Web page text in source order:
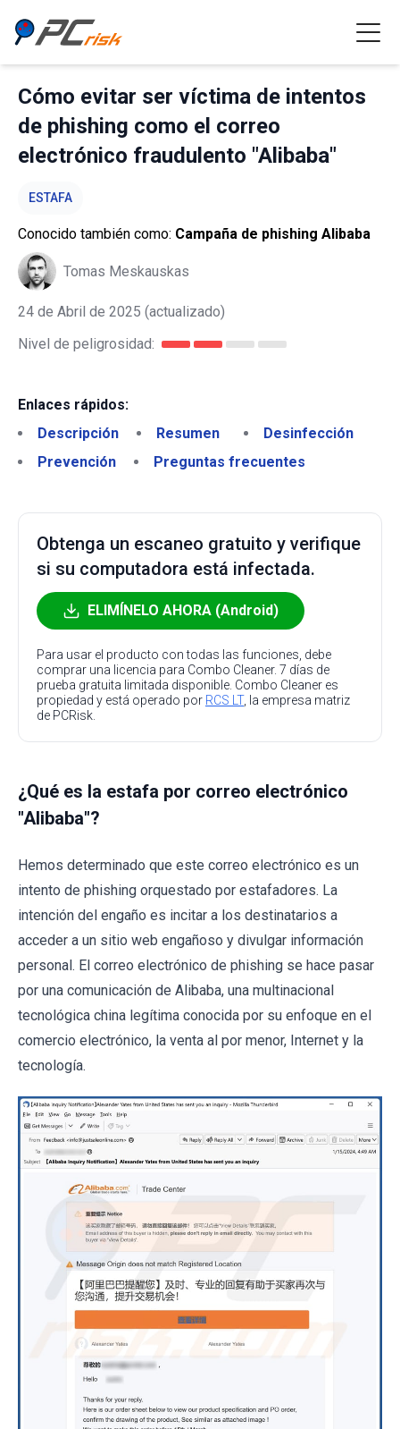
Cómo evitar ser víctima de intentos
de phishing como el correo
electrónico fraudulento "Alibaba"
ESTAFA
Conocido también como: Campaña de phishing Alibaba
Tomas Meskauskas
24 de Abril de 2025 (actualizado)
Nivel de peligrosidad:
Enlaces rápidos:
Descripción
Resumen
Desinfección
Prevención
Preguntas frecuentes
Obtenga un escaneo gratuito y verifique
si su computadora está infectada.
ELIMÍNELO AHORA (Android)
Para usar el producto con todas las funciones, debe
comprar una licencia para Combo Cleaner. 7 días de
prueba gratuita limitada disponible. Combo Cleaner es
propiedad y está operado por RCS LT, la empresa matriz
de PCRisk.
¿Qué es la estafa por correo electrónico
"Alibaba"?
Hemos determinado que este correo electrónico es un
intento de phishing orquestado por estafadores. La
intención del engaño es incitar a los destinatarios a
acceder a un sitio web engañoso y divulgar información
personal. El correo electrónico de phishing se hace pasar
por una comunicación de Alibaba, una multinacional
tecnológica china legítima conocida por su enfoque en el
comercio electrónico, la venta al por menor, Internet y la
tecnología.